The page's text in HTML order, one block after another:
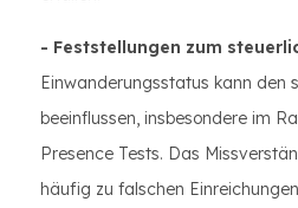
- Feststellungen zum
Einwanderungsstatus kann den
beeinflussen, insbesondere im
Presence Tests. Das
häufig zu falschen